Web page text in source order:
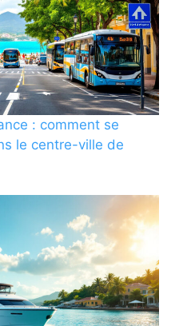
: comment se
le centre-ville de